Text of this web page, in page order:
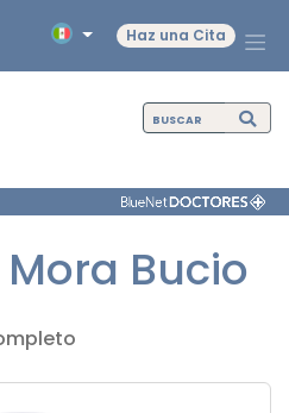
Haz una Cita
Bucio